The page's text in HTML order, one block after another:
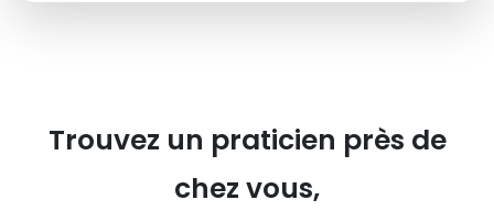
Trouvez un praticien près de
chez vous,